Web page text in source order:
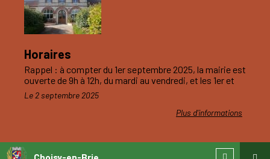
Horaires
Plus d'informations
Rappel : à compter du 1er septembre 2025, la mairie est
ouverte de 9h à 12h, du mardi au vendredi, et les 1er et
3ème samedis du mois.
Le 2 septembre 2025